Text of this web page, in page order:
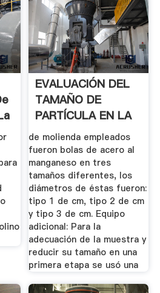
EVALUACIÓN DEL
TAMAÑO DE
PARTÍCULA EN LA
MOLIENDA .
de molienda empleados
fueron bolas de acero al
manganeso en tres
tamaños diferentes, los
diámetros de éstas fueron:
tipo 1 de cm, tipo 2 de cm
y tipo 3 de cm. Equipo
adicional: Para la
adecuación de la muestra y
reducir su tamaño en una
primera etapa se usó una